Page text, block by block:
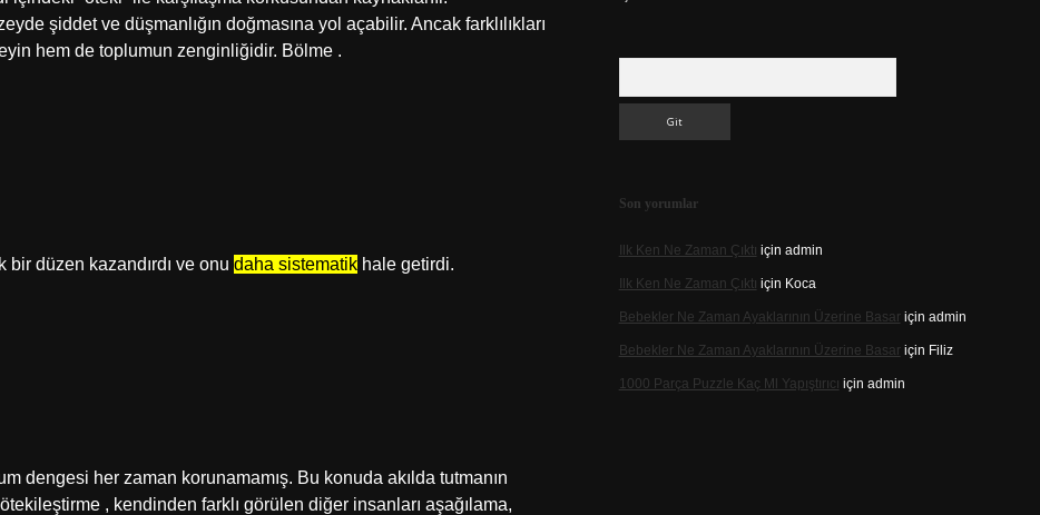
şiddet ve düşmanlığın doğmasına yol açabilir. Ancak farklılıkları
hem de toplumun zenginliğidir. Bölme .
bir düzen kazandırdı ve onu daha sistematik hale getirdi.
dengesi her zaman korunamamış. Bu konuda akılda tutmanın
, kendinden farklı görülen diğer insanları aşağılama,
Son yorumlar
Ilk Ken Ne Zaman Çıktı için admin
Ilk Ken Ne Zaman Çıktı için Koca
Bebekler Ne Zaman Ayaklarının Üzerine Basariçin admin
Bebekler Ne Zaman Ayaklarının Üzerine Basariçin Filiz
1000 Parça Puzzle Kaç Ml Yapıştırıcı için admin